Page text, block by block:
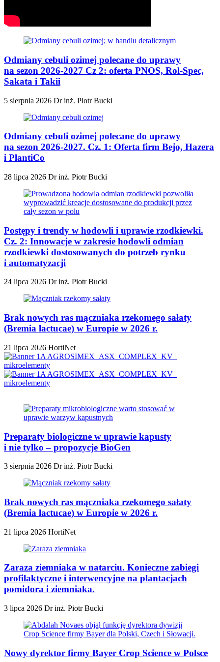
Odmiany cebuli ozimej polecane do uprawy
na sezon 2026-2027 Cz 2: oferta PNOS, Rol-Spec,
Sakata i Takii
5 sierpnia 2026 Dr inż. Piotr Bucki
Odmiany cebuli ozimej polecane do uprawy
na sezon 2026-2027. Cz. 1: Oferta firm Bejo, Hazera
i PlantiCo
28 lipca 2026 Dr inż. Piotr Bucki
Postępy i trendy w hodowli i uprawie rzodkiewki.
Cz. 2: Innowacje w zakresie hodowli odmian
rzodkiewki dostosowanych do potrzeb rynku
i automatyzacji
24 lipca 2026 Dr inż. Piotr Bucki
Brak nowych ras mączniaka rzekomego sałaty
(Bremia lactucae) w Europie w 2026 r.
21 lipca 2026 HortiNet
Preparaty biologiczne w uprawie kapusty
i nie tylko – propozycje BioGen
3 sierpnia 2026 Dr inż. Piotr Bucki
Brak nowych ras mączniaka rzekomego sałaty
(Bremia lactucae) w Europie w 2026 r.
21 lipca 2026 HortiNet
Zaraza ziemniaka w natarciu. Konieczne zabiegi
profilaktyczne i interwencyjne na plantacjach
pomidora i ziemniaka.
3 lipca 2026 Dr inż. Piotr Bucki
Nowy dyrektor firmy Bayer Crop Science w Polsce